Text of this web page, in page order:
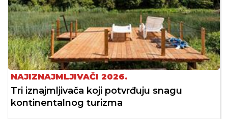
NAJIZNAJMLJIVAČI 2026.
Tri iznajmljivača koji potvrđuju snagu
kontinentalnog turizma